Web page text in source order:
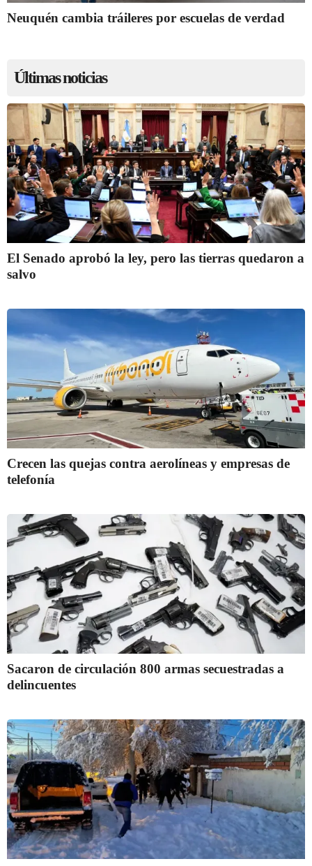
Neuquén cambia tráileres por escuelas de verdad
Últimas noticias
El Senado aprobó la ley, pero las tierras quedaron a
salvo
Crecen las quejas contra aerolíneas y empresas de
telefonía
Sacaron de circulación 800 armas secuestradas a
delincuentes